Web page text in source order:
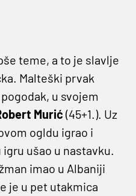
teme, a to je slavlje
Malteški prvak
u svojem
Murić (45+1.). Uz
ogldu igrao i
igru ušao u nastavku.
imao u Albaniji
je u pet utakmica